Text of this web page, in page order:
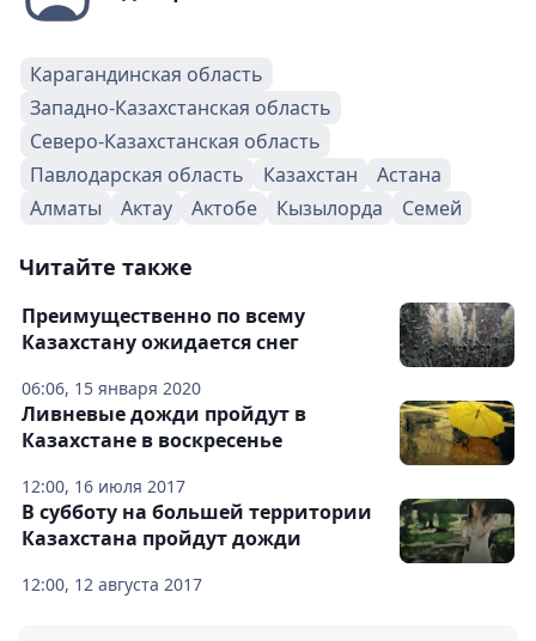
Карагандинская область
Западно-Казахстанская область
Северо-Казахстанская область
Павлодарская область
Казахстан
Астана
Алматы
Актау Актобе Кызылорда Семей
Читайте также
06:06, 15 января 2020
Преимущественно по всему
Казахстану ожидается снег
12:00, 16 июля 2017
Ливневые дожди пройдут в
Казахстане в воскресенье
12:00, 12 августа 2017
В субботу на большей территории
Казахстана пройдут дожди